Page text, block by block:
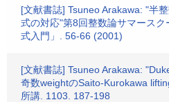
[文献書誌] Tsuneo Arakawa: "半
式の対応"第8回整数論サマース
式入門」. 56-66 (2001)
[文献書誌] Tsuneo Arakawa:
奇数weightのSaito-Kurokawa
所講. 1103. 187-198